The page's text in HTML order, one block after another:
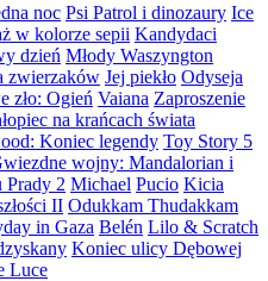
noc Psi Patrol i dinozaury Ice
w kolorze sepii Kandydaci
dzień Młody Waszyngton
zwierzaków Jej piekło Odyseja
zło: Ogień Vaiana Zaproszenie
na krańcach świata
Koniec legendy Toy Story 5
wojny: Mandalorian i
Prady 2 Michael Pucio Kicia
II Odukkam Thudakkam
in Gaza Belén Lilo & Scratch
Koniec ulicy Dębowej
Luce